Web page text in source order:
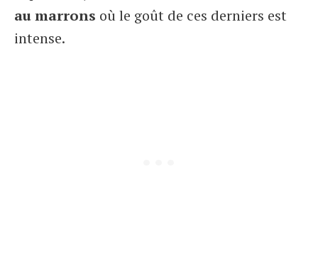
au marrons où le goût de ces derniers est
intense.